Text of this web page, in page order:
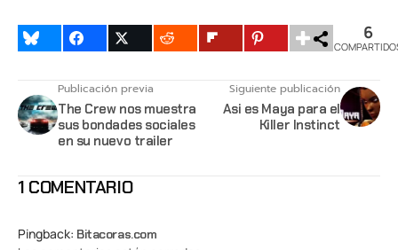
6
Publicación previa
The Crew nos muestra
sus bondades sociales
en su nuevo trailer
Siguiente publicación
Asi es Maya para el
Killer Instinct
1 COMENTARIO
Pingback: Bitacoras.com